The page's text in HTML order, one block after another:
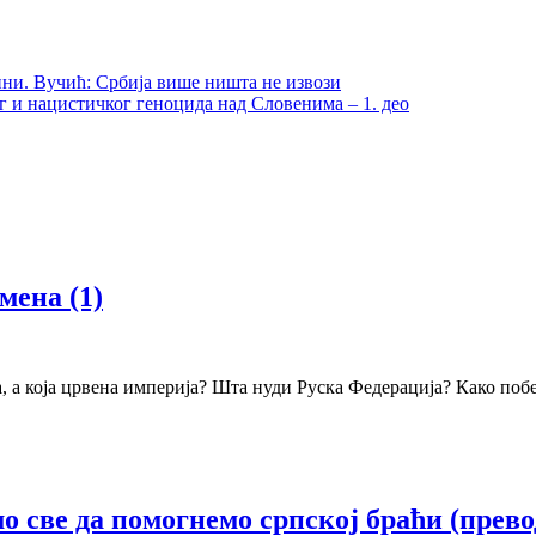
Вучић: Србија више ништа не извози
нацистичког геноцида над Словенима – 1. део
(1)
а која црвена империја? Шта нуди Руска Федерација? Како
да помогнемо српској браћи